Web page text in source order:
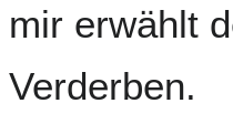
mir erwählt
Verderben.